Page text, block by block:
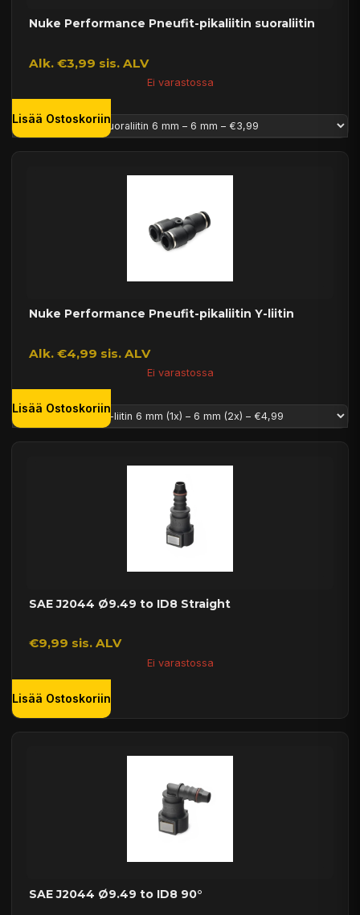
Nuke Performance Pneufit-pikaliitin suoraliitin
Alk. €3,99 sis. ALV
Ei varastossa
Lisää Ostoskoriin
Nuke Performance Pneufit-pikaliitin Y-liitin
Alk. €4,99 sis. ALV
Ei varastossa
Lisää Ostoskoriin
SAE J2044 Ø9.49 to ID8 Straight
€9,99 sis. ALV
Ei varastossa
Lisää Ostoskoriin
SAE J2044 Ø9.49 to ID8 90°